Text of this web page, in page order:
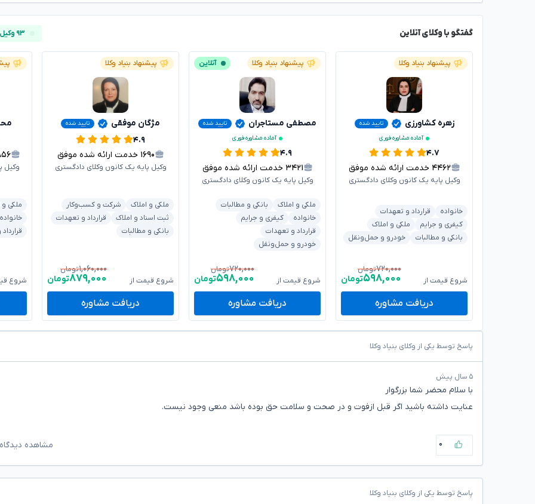
گفتگو با وکلای آنلاین ۹۳ وکیل آنلاین
پیشنهاد بنیاد وکلا
زهره کشاورزی
تایید شده
آماده مشاوره فوری
۴.۷
۴۴۶۲ خدمت ارائه شده موفق
وکیل پایه یک کانون وکلای دادگستری
خانواده
قرارداد و تعهدات
کیفری و جرایم
ملکی و املاک
بانکی و مطالبات
خودرو و حمل‌ونقل
شروع قیمت از
۷۲۰,۰۰۰تومان
۵۹۸,۰۰۰تومان
دریافت مشاوره
پیشنهاد بنیاد وکلا آنلاین
مصطفی مستاجران
تایید شده
آماده مشاوره فوری
۴.۹
۳۴۲۱ خدمت ارائه شده موفق
وکیل پایه یک کانون وکلای دادگستری
ملکی و املاک
بانکی و مطالبات
خانواده
کیفری و جرایم
قرارداد و تعهدات
خودرو و حمل‌ونقل
شروع قیمت از
۷۲۰,۰۰۰تومان
۵۹۸,۰۰۰تومان
دریافت مشاوره
پیشنهاد بنیاد وکلا
مژگان موفقی تایید شده
۴.۹
۱۶۹۰ خدمت ارائه شده موفق
وکیل پایه یک کانون وکلای دادگستری
ملکی و املاک
شرکت و کسب‌وکار
ثبت اسناد و املاک
قرارداد و تعهدات
بانکی و مطالبات
شروع قیمت از
۱,۰۶۰,۰۰۰تومان
۸۷۹,۰۰۰تومان
دریافت مشاوره
وکیل
ملکی و
خانواده
شروع
پاسخ توسط یکی از وکلای بنیاد وکلا
۵ سال پیش
با سلام محضر شما بزرگوار
عنایت داشته باشید اگر قبل ازفوت و در صحت و سلامت حق بوده باشد منعی وجود نیست.
۰ مشاهده
پاسخ توسط یکی از وکلای بنیاد وکلا